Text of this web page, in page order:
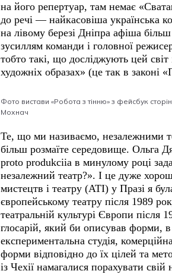
на його репертуар, там немає
до речі — найкасовіша українська
на лівому березі Дніпра афіша
зусиллям команди і головної
тобто такі, що досліджують цей
художніх образах» (це так в законі
Фото вистави «Робота з тінню» з фейсбук
Мохнач
Те, що ми називаємо, незалежними
більш розмаїте середовище. Ольга
proto produkciia в минулому році
незалежний театр?». І це дуже
мистецтв і театру (ATI) у Празі я
європейському театру після 1989
театральній культурі Європи після
глосарій, який би описував форми,
експериментальна студія,
форми відповідно до їх цілей та
із Чехії намагалися порахувати